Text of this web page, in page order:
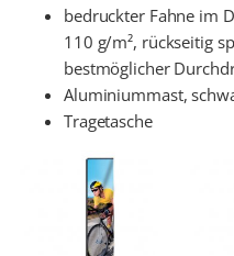
bedruckter Fahne im
110 g/m², rückseitig
bestmöglicher
Aluminiummast,
Tragetasche